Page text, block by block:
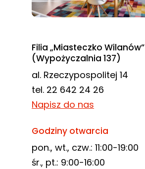
Filia „Miasteczko Wilanów”
(Wypożyczalnia 137)
al. Rzeczypospolitej 14
tel. 22 642 24 26
Napisz do nas
Godziny otwarcia
pon., wt., czw.: 11:00-19:00
śr., pt.: 9:00-16:00